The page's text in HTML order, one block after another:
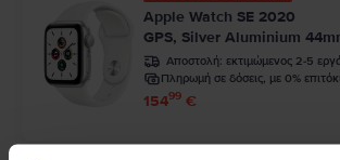
Apple Watch SE 2020
GPS, Silver Aluminium
Αποστολή: εκτιμώμενος 2-5
Πληρωμή σε δόσεις, με 0%
15499 €